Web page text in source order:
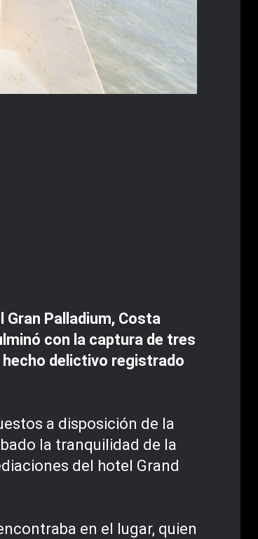
Gran Palladium, Costa
con la captura de tres
hecho delictivo registrado
a disposición de la
la tranquilidad de la
del hotel Grand
en el lugar, quien